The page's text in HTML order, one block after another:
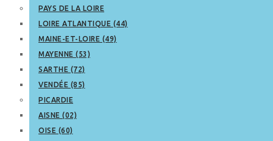
PAYS DE LA LOIRE
LOIRE ATLANTIQUE (44)
MAINE-ET-LOIRE (49)
MAYENNE (53)
SARTHE (72)
VENDÉE (85)
PICARDIE
AISNE (02)
OISE (60)